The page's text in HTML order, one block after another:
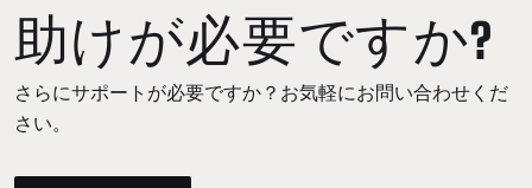
助けが必要ですか?
さらにサポートが必要ですか？お気軽にお問い合わせくだ
さい。